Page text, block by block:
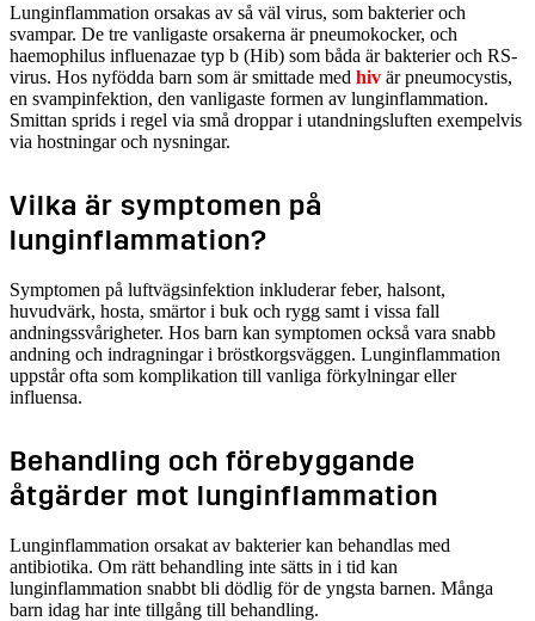
Lunginflammation orsakas av så väl virus, som bakterier och
svampar. De tre vanligaste orsakerna är pneumokocker, och
haemophilus influenazae typ b (Hib) som båda är bakterier och RS-
virus. Hos nyfödda barn som är smittade med hiv är pneumocystis,
en svampinfektion, den vanligaste formen av lunginflammation.
Smittan sprids i regel via små droppar i utandningsluften exempelvis
via hostningar och nysningar.
Vilka är symptomen på
lunginflammation?
Symptomen på luftvägsinfektion inkluderar feber, halsont,
huvudvärk, hosta, smärtor i buk och rygg samt i vissa fall
andningssvårigheter. Hos barn kan symptomen också vara snabb
andning och indragningar i bröstkorgsväggen. Lunginflammation
uppstår ofta som komplikation till vanliga förkylningar eller
influensa.
Behandling och förebyggande
åtgärder mot lunginflammation
Lunginflammation orsakat av bakterier kan behandlas med
antibiotika. Om rätt behandling inte sätts in i tid kan
lunginflammation snabbt bli dödlig för de yngsta barnen. Många
barn idag har inte tillgång till behandling.